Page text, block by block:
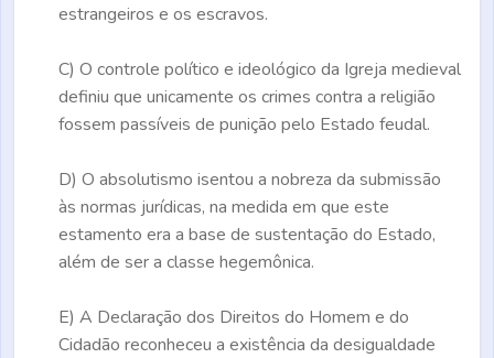
estrangeiros e os escravos.
C) O controle político e ideológico da Igreja medieval
definiu que unicamente os crimes contra a religião
fossem passíveis de punição pelo Estado feudal.
D) O absolutismo isentou a nobreza da submissão
às normas jurídicas, na medida em que este
estamento era a base de sustentação do Estado,
além de ser a classe hegemônica.
E) A Declaração dos Direitos do Homem e do
Cidadão reconheceu a existência da desigualdade